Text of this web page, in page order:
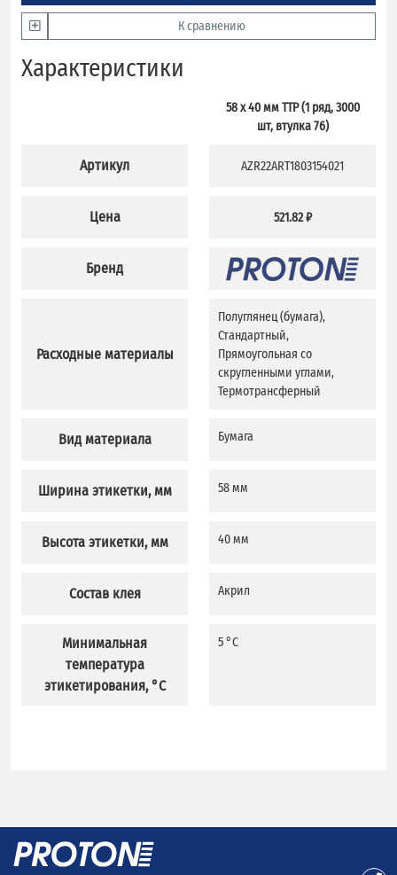
К сравнению
Характеристики
Артикул
Цена
Бренд
Расходные материалы
Вид материала
Ширина этикетки, мм
Высота этикетки, мм
Состав клея
Минимальная
температура
этикетирования, °C
58 x 40 мм TTP (1 ряд, 3000
шт, втулка 76)
AZR22ART1803154021
521.82 ₽
Полуглянец (бумага),
Стандартный,
Прямоугольная со
скругленными углами,
Термотрансферный
Бумага
58 мм
40 мм
Акрил
5 °C